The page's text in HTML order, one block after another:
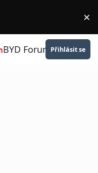
×
BYD Forum Přihlásit se